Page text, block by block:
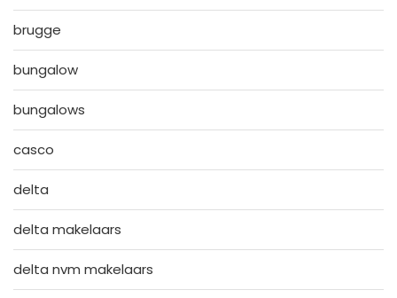
brugge
bungalow
bungalows
casco
delta
delta makelaars
delta nvm makelaars